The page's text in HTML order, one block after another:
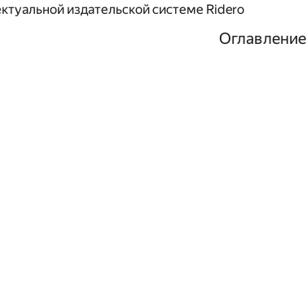
издательской системе Ridero
Оглавление